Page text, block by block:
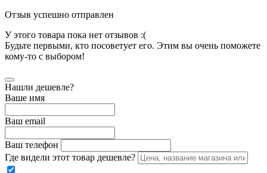
Отзыв успешно отправлен
У этого товара пока нет отзывов :(
Будьте первыми, кто посоветует его. Этим вы очень поможете
кому-то с выбором!
Нашли дешевле?
Ваше имя
Ваш email
Ваш телефон
Где видели этот товар дешевле?